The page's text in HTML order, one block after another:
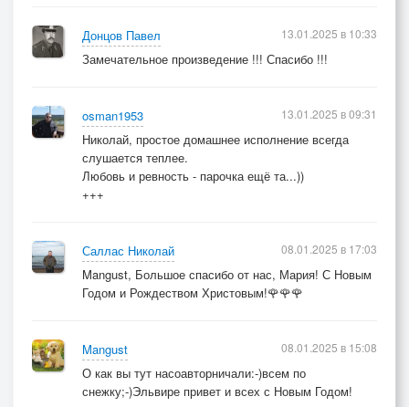
Донцов Павел
Замечательное произведение !!! Спасибо !!!
13.01.2025 в 10:33
osman1953
Николай, простое домашнее исполнение всегда
слушается теплее.
Любовь и ревность - парочка ещё та...))
+++
13.01.2025 в 09:31
Саллас Николай
Mangust, Большое спасибо от нас, Мария! С Новым
Годом и Рождеством Христовым!🌹🌹🌹
08.01.2025 в 17:03
Mangust
О как вы тут насоавторничали:-)всем по
снежку;-)Эльвире привет и всех с Новым Годом!
08.01.2025 в 15:08